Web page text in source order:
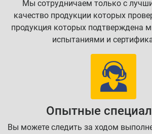
Мы сотрудничаем только с
качество продукции которых
продукция которых подтверждена
испытаниями и
Опытные
Вы можете следить за ходом